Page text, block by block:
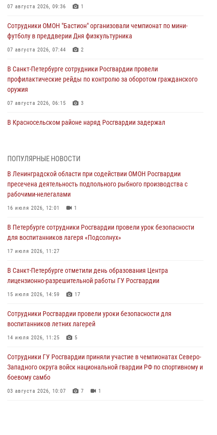
07 августа 2026, 09:36 1
Сотрудники ОМОН "Бастион" организовали чемпионат по мини-
футболу в преддверии Дня физкультурника
07 августа 2026, 07:44 2
В Санкт-Петербурге сотрудники Росгвардии провели
профилактические рейды по контролю за оборотом гражданского
оружия
07 августа 2026, 06:15 3
В Красносельском районе наряд Росгвардии задержал
06 августа 2026, 13:39 1
В Центральном районе росгвардейцы оперативно задержали
хулигана, стрелявшего из пускового устройства рядом с жилыми
домами
06 августа 2026, 11:36
Сотрудники и военнослужащие Росгвардии обеспечили
правопорядок при проведении матча "Зенит" - "Балтика"
06 августа 2026, 07:30
В Выборгском районе наряд Росгвардии обнаружил
разыскиваемый преступный автотранспорт
05 августа 2026, 12:25 2
Петербургские росгвардейцы обнаружили объявленный в розыск
автомобиль, ранее использовавшийся при совершении кражи в
Ленобласти
ПОПУЛЯРНЫЕ НОВОСТИ
В Ленинградской области при содействии ОМОН Росгвардии
пресечена деятельность подпольного рыбного производства с
рабочими-нелегалами
16 июля 2026, 12:01 1
В Петербурге сотрудники Росгвардии провели урок безопасности
для воспитанников лагеря «Подсолнух»
17 июля 2026, 11:27
В Санкт-Петербурге отметили день образования Центра
лицензионно-разрешительной работы ГУ Росгвардии
15 июля 2026, 14:59 17
Сотрудники Росгвардии провели уроки безопасности для
воспитанников летних лагерей
14 июля 2026, 11:25 5
Сотрудники ГУ Росгвардии приняли участие в чемпионатах Северо-
Западного округа войск национальной гвардии РФ по спортивному и
боевому самбо
03 августа 2026, 10:07 7 1